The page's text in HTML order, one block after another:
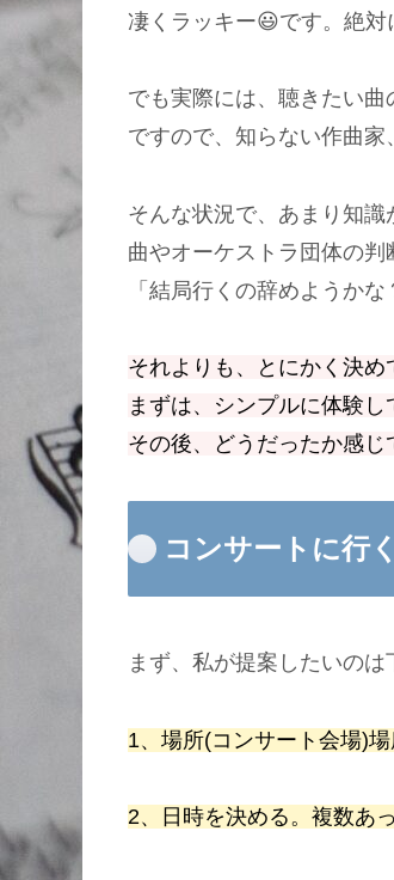
凄くラッキー😃です。絶対
でも実際には、聴きたい曲
ですので、知らない作曲家
そんな状況で、あまり知識
曲やオーケストラ団体の判
「結局行くの辞めようか
それよりも、とにかく決め
まずは、シンプルに体験し
その後、どうだったか感じ
コンサートに行
まず、私が提案したいのは
1、場所(コンサート会場)
2、日時を決める。複数あ